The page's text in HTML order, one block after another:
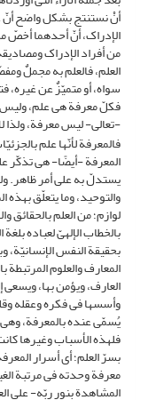
أنْ نستنتج بشکل واضح أنّ
الإدراک، أنّ أحدهما أخصّ
من أفراد الإدراک
العلم، فالعلم به مجملٌ
سواه، أو متمیّزٌ عن غیره،
فکلّ معرفة هی علم، ولیس
-تعالى- لیس معرفة، ولذا
فالمعرفة لأنّها علم
المعرفة -أیضًا- هی تذکّر
یستدلّ به على أمر ظاهر.
والتوحید، وما یتعلّق
لوازم؛ من العلم بالحقائق
بالخطاب الإلهیّ لعباده
بحقیقة النفس الإنسانیّة،
المعارف والعلوم المرتبطة
العارف، ویؤمن بها،
وأسسها فی فکره وعقله
یُسمّى عنده بالمعرفة،
فلهذه الأسباب وغیرها
بسرّ العلم؛ أی أسرار
معرفة وحدته فی مرتبة
المشاهدة بنور ربّه- على